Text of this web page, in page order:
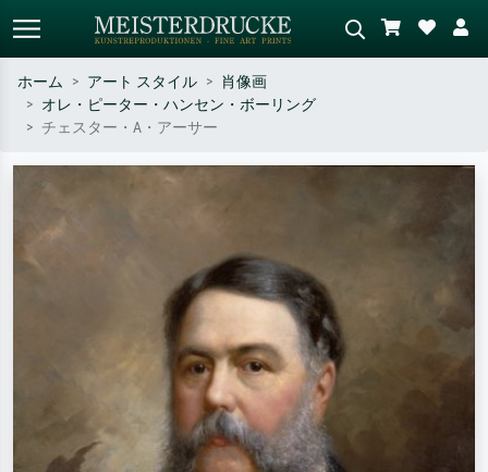
標準検索
– 例：モネ、星月夜、印象派、北
ホーム アート スタイル
肖像画
オレ・ピーター・ハンセン・ボーリング
チェスター・A・アーサー